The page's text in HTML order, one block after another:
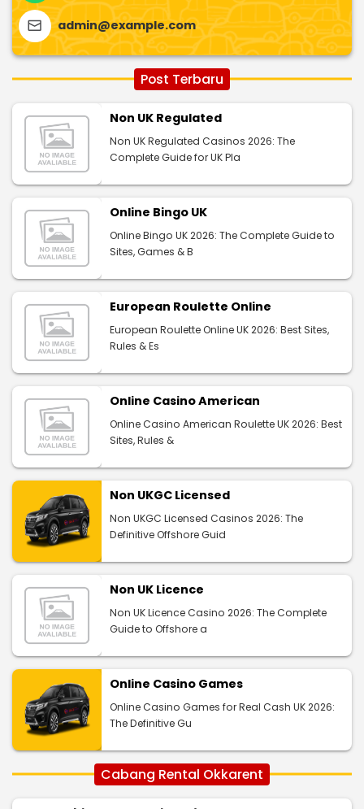
admin@example.com
Post Terbaru
Non UK Regulated
Non UK Regulated Casinos 2026: The
Complete Guide for UK Pla
Online Bingo UK
Online Bingo UK 2026: The Complete Guide to
Sites, Games & B
European Roulette Online
European Roulette Online UK 2026: Best Sites,
Rules & Es
Online Casino American
Online Casino American Roulette UK 2026: Best
Sites, Rules &
Non UKGC Licensed
Non UKGC Licensed Casinos 2026: The
Definitive Offshore Guid
Non UK Licence
Non UK Licence Casino 2026: The Complete
Guide to Offshore a
Online Casino Games
Online Casino Games for Real Cash UK 2026:
The Definitive Gu
Cabang Rental Okkarent